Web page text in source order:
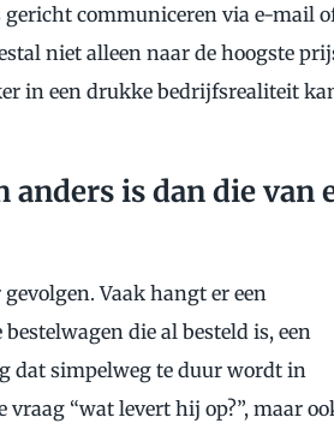
gericht communiceren via e-mail
niet alleen naar de hoogste
in een drukke bedrijfsrealiteit
is dan die van
Vaak hangt er een
die al besteld is, een
dat simpelweg te duur wordt in
vraag “wat levert hij op?”, maar